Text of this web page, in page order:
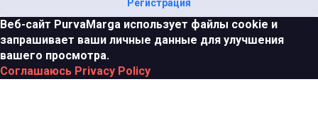
Регистрация
Веб-сайт PurvaMarga использует файлы cookie и
запрашивает ваши личные данные для улучшения
вашего просмотра.
Соглашаюсь Privacy Policy